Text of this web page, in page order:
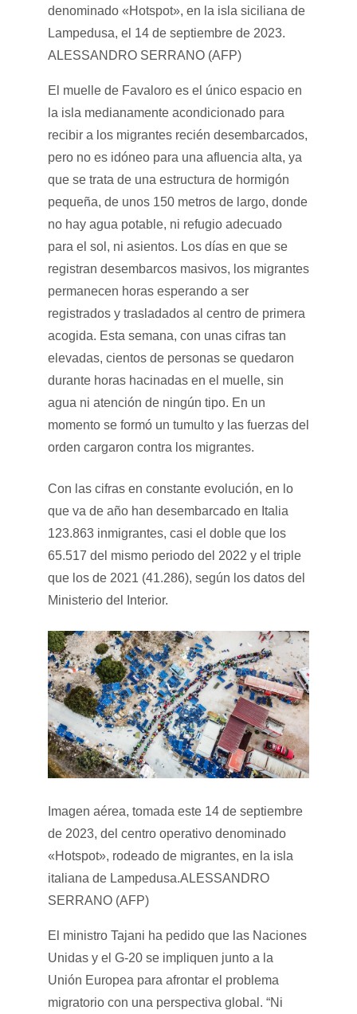
denominado «Hotspot», en la isla siciliana de
Lampedusa, el 14 de septiembre de 2023.
ALESSANDRO SERRANO (AFP)
El muelle de Favaloro es el único espacio en
la isla medianamente acondicionado para
recibir a los migrantes recién desembarcados,
pero no es idóneo para una afluencia alta, ya
que se trata de una estructura de hormigón
pequeña, de unos 150 metros de largo, donde
no hay agua potable, ni refugio adecuado
para el sol, ni asientos. Los días en que se
registran desembarcos masivos, los migrantes
permanecen horas esperando a ser
registrados y trasladados al centro de primera
acogida. Esta semana, con unas cifras tan
elevadas, cientos de personas se quedaron
durante horas hacinadas en el muelle, sin
agua ni atención de ningún tipo. En un
momento se formó un tumulto y las fuerzas del
orden cargaron contra los migrantes.
Con las cifras en constante evolución, en lo
que va de año han desembarcado en Italia
123.863 inmigrantes, casi el doble que los
65.517 del mismo periodo del 2022 y el triple
que los de 2021 (41.286), según los datos del
Ministerio del Interior.
Imagen aérea, tomada este 14 de septiembre
de 2023, del centro operativo denominado
«Hotspot», rodeado de migrantes, en la isla
italiana de Lampedusa.ALESSANDRO
SERRANO (AFP)
El ministro Tajani ha pedido que las Naciones
Unidas y el G-20 se impliquen junto a la
Unión Europea para afrontar el problema
migratorio con una perspectiva global. “Ni